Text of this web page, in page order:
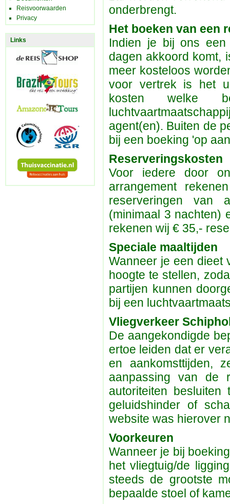
Reisvoorwaarden
Privacy
Links
onderbrengt.
Het boeken van een
Indien je bij ons
dagen akkoord komt,
meer kosteloos
voor vertrek is het
kosten welke
agent(en). Buiten de
bij een boeking 'op
Reserveringskosten
Voor iedere door
arrangement
reserveringen van
(minimaal 3 nachten)
rekenen wij € 35,-
Speciale maaltijden
Wanneer je een dieet
hoogte te stellen,
partijen kunnen
bij een
Vliegverkeer
De aangekondigde
ertoe leiden dat er
en aankomsttijden,
aanpassing van de
autoriteiten
geluidshinder of
website was hierover
Voorkeuren
Wanneer je bij
het vliegtuig/de
steeds de grootste
bepaalde stoel of